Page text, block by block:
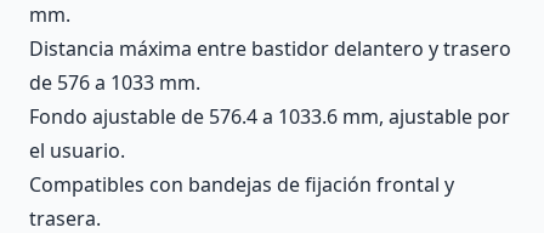
mm.
Distancia máxima entre bastidor delantero y trasero
de 576 a 1033 mm.
Fondo ajustable de 576.4 a 1033.6 mm, ajustable por
el usuario.
Compatibles con bandejas de fijación frontal y
trasera.